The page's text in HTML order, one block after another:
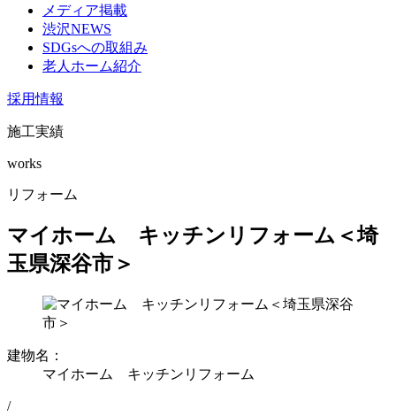
メディア掲載
渋沢NEWS
SDGsへの取組み
老人ホーム紹介
採用情報
施工実績
works
リフォーム
マイホーム キッチンリフォーム＜埼
玉県深谷市＞
建物名：
マイホーム キッチンリフォーム
/